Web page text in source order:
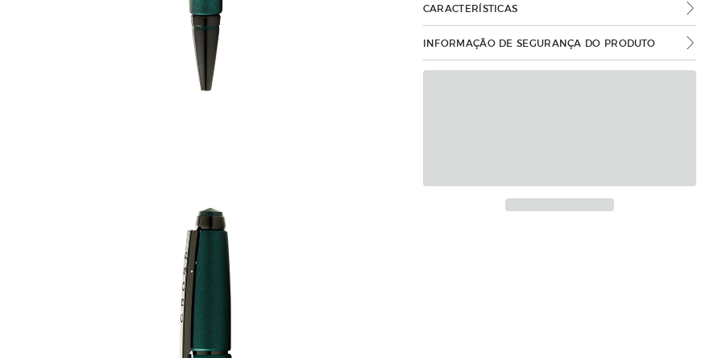
CARACTERÍSTICAS
INFORMAÇÃO DE SEGURANÇA DO PRODUTO